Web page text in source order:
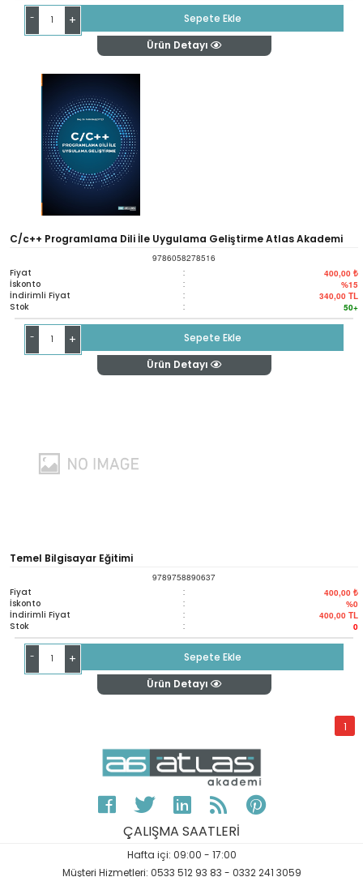
- +
Sepete Ekle
Ürün Detayı
C/c++ Programlama Dili İle Uygulama Geliştirme Atlas Akademi
9786058278516
Fiyat : 400,00 ₺
İskonto : %15
İndirimli Fiyat : 340,00 TL
Stok : 50+
- +
Sepete Ekle
Ürün Detayı
Temel Bilgisayar Eğitimi
9789758890637
Fiyat : 400,00 ₺
İskonto : %0
İndirimli Fiyat : 400,00 TL
Stok : 0
- +
Sepete Ekle
Ürün Detayı
1
ÇALIŞMA SAATLERİ
Hafta içi: 09:00 - 17:00
Müşteri Hizmetleri: 0533 512 93 83 - 0332 241 3059